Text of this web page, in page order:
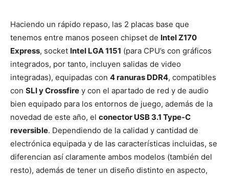
Haciendo un rápido repaso, las 2 placas base que
tenemos entre manos poseen chipset de Intel Z170
Express, socket Intel LGA 1151 (para CPU’s con gráficos
integrados, por tanto, incluyen salidas de video
integradas), equipadas con 4 ranuras DDR4, compatibles
con SLI y Crossfire y con el apartado de red y de audio
bien equipado para los entornos de juego, además de la
novedad de este año, el conector USB 3.1 Type-C
reversible. Dependiendo de la calidad y cantidad de
electrónica equipada y de las características incluidas, se
diferencian así claramente ambos modelos (también del
resto), además de tener un diseño distinto en aspecto,